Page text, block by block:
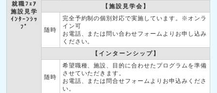
就職ﾌｪｱ
施設見学
ｲﾝﾀｰﾝｼｯ
ﾌﾟ
【施設見学会】
随時
完全予約制の個別対応で実施しています。※オンラ
イン可
お電話、または問い合わせフォームよりお申し込み
ください。
【インターンシップ】
随時
希望職種、施設、目的に合わせたプログラムを準備
させていただきます。
お電話、または問合せフォームよりお申込みくださ
い。